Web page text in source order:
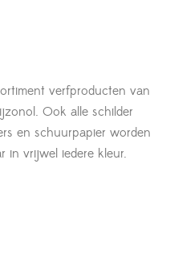
verfproducten van
Ook alle schilder
en schuurpapier worden
in vrijwel iedere kleur.